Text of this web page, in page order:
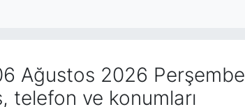
Ağustos 2026 Perşembe
telefon ve konumları